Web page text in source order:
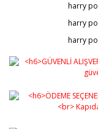
Ürün resmi
Ürün
Ürün fiyatı
harry
harry
harry